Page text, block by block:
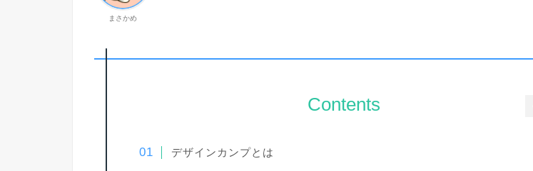
まさかめ
Contents
デザインカンプとは